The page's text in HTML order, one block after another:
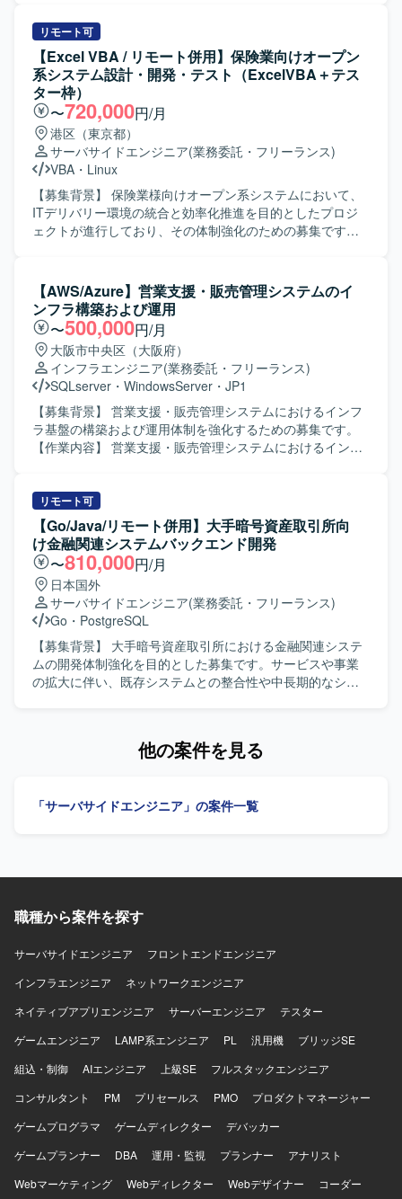
に取り組んでいただける方が望ましいです。 【ポジション
の魅力】 高セキュリティ環境における基盤再構築および運
用移管の上流から携わることができ、JP1およびIaCを活用
した運用設計・構築の経験を深めることができます。顧客
との直接コミュニケーションを通じて、要件定義や課題解
決のスキルも伸ばせるポジションです。 【開発環境】
Talend を用いたマスタデータ連携基盤、高セキュリティ環
境（SDPF）上でのAnsibleによるIaCベースの基盤構築、お
よびJP1-IM／JP1-AJSによる監視・ジョブ管理を利用いた
します。
上位システムから分離し、独立したサービスとして稼働さ
せるためのシステム設計・開発・テストを行っていただき
ます。また、物流システム刷新に向けた要件定義・設計・
開発・テストを一貫して対応していただきます。 【求める
人物像】 チームとのコミュニケーションを大切にできる方
を求めています。長期間参画いただける方、多種多様な課
題に対して主体的に取り組める方、新しい技術への学習意
欲が高い方、周りを巻き込み積極的に意見を提示いただけ
る方を歓迎します。 【ポジションの魅力】 次世代物流シス
テムの中核となる領域に上流工程から携わることができ、
モノリシックな基幹システムからの脱却や生成AIの活用な
ど、新しい技術やアーキテクチャに取り組む機会があるプ
発に携わっていただきます。
リモート可
【Excel VBA / リモート併用】保険業向けオープン
系システム設計・開発・テスト（ExcelVBA＋テス
ター枠）
〜720,000円/月
港区（東京都）
サーバサイドエンジニア(業務委託・フリーランス)
VBA ・ Linux
【募集背景】 保険業様向けオープン系システムにおいて、
ITデリバリー環境の統合と効率化推進を目的としたプロジ
ェクトが進行しており、その体制強化のための募集です。
発や、Webアプリケーション、モバイルアプリケーショ
ン、APIを対象としたテスト計画の作成およびテスト実施を
行っていただきます。アジャイルデリバリーモデルに基づ
き、スプリントテストへの参画を通じて品質向上に貢献し
ていただきます。 【求める人物像】 生命保険分野の業務知
識を活かしながら、アジャイル開発環境で主体的に設計・
開発・テストに取り組んでいただける方を求めています。
Excel VBAなど既存のスキルを活かしつつ、テストプロセス
や品質向上に意欲的に取り組んでいただける方です。 【ポ
ジションの魅力】 保険業界向けのオープン系システム開発
連の工程に関わることで、アプリケーションスペシャリス
トとしてのスキルを幅広く磨いていただけます。 【開発環
境】 Excel VBAを用いた開発環境を中心に、Linux環境など
のオープン系技術を組み合わせたシステム開発およびテス
トを実施します。
【AWS/Azure】営業支援・販売管理システムのイ
ンフラ構築および運用
〜500,000円/月
大阪市中央区（大阪府）
インフラエンジニア(業務委託・フリーランス)
SQLserver ・ WindowsServer ・ JP1
【募集背景】 営業支援・販売管理システムにおけるインフ
ラ基盤の構築および運用体制を強化するための募集です。
【作業内容】 営業支援・販売管理システムにおけるインフ
よびJP1ジョブのデプロイ、GrafanaやCloudWatchを用いた
監視運用、Webシステム開発環境の構築・保守運用、SQL
Serverの保守運用などを行っていただきます。 【求める人
物像】 主体的に課題解決へ取り組める方、自ら考え行動し
つつ周囲と連携しながら業務を推進できる方、新しい技術
に積極的にチャレンジできる方を求めています。 【ポジシ
ョンの魅力】 複数のクラウドプラットフォーム上でのサー
バー運用や監視運用、デプロイ業務を通じて、インフラ構
築から運用まで一貫した経験を積むことができる環境で
す。大規模なシステム基盤の運用ノウハウやIaCなどの最新
技術に触れながらスキルアップを図ることができます。
境で業務を行います。
リモート可
【Go/Java/リモート併用】大手暗号資産取引所向
け金融関連システムバックエンド開発
〜810,000円/月
日本国外
サーバサイドエンジニア(業務委託・フリーランス)
Go ・ PostgreSQL
【募集背景】 大手暗号資産取引所における金融関連システ
ムの開発体制強化を目的とした募集です。サービスや事業
の拡大に伴い、既存システムとの整合性や中長期的なシス
断して担えるミドル〜シニアクラスのバックエンドエンジ
っていただきます。クライアントや関係部署と連携した要
ビスや外部システムとのAPI連携、システムの品質、性能、
題の発見・整理・解決、チームメンバーへの技術支援、設
などもお任せいたします。 【求める人物像】 仕事へのエネ
す。指示待ちではなく自ら課題を見つけて動き、不明点や
懸念点を早い段階で共有できる方を歓迎いたします。コミ
ュニケーション量が多くレスポンスが早い方、リモート環
境でも進捗や考えを適切に共有できる方、プロジェクトや
と実装の両方に向き合い、異なる専門性を持つ関係者と建
設的に合意形成できる方、既存システムや過去の意思決定
ております。金融や暗号資産領域を主体的に学ぶ意思があ
り、ブロックチェーンに興味と覚悟を持って向き合える方
がフィットいたします。 【ポジションの魅力】 大手暗号資
産取引所の金融関連システム開発に関与し、金融レベルの
他の案件を見る
「サーバサイドエンジニア」の案件一覧
職種から案件を探す
サーバサイドエンジニア
フロントエンドエンジニア
インフラエンジニア
ネットワークエンジニア
ネイティブアプリエンジニア
サーバーエンジニア
テスター
ゲームエンジニア
LAMP系エンジニア PL 汎用機
ブリッジSE
組込・制御
AIエンジニア 上級SE
フルスタックエンジニア
コンサルタント
PM プリセールス PMO
プロダクトマネージャー
ゲームプログラマ
ゲームディレクター
デバッカー
ゲームプランナー
DBA 運用・監視 プランナー
アナリスト
Webマーケティング
Webディレクター Webデザイナー
コーダー